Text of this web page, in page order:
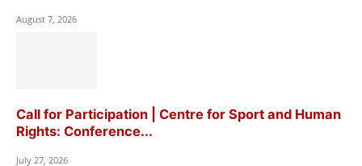
August 7, 2026
Call for Participation | Centre for Sport and Human
Rights: Conference...
July 27, 2026